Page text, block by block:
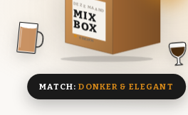
DEZE MAAND
MIX
BOX
8 BIEREN
MATCH:DONKER & ELEGANT